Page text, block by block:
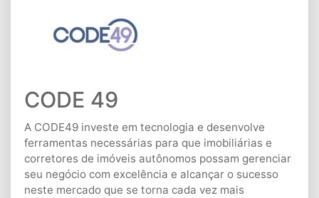
CODE 49
A CODE49 investe em tecnologia e desenvolve
ferramentas necessárias para que imobiliárias e
corretores de imóveis autônomos possam gerenciar
seu negócio com excelência e alcançar o sucesso
neste mercado que se torna cada vez mais